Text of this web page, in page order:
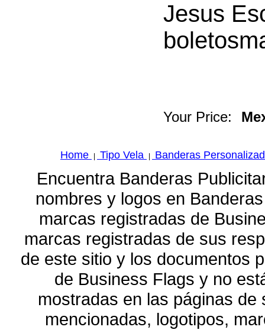
Jesus
Your Price:
Home Tipo Vela Banderas
Encuentra Banderas
nombres y logos en
marcas registradas de
marcas registradas de sus
de este sitio y los documentos
de Business Flags y no
mostradas en las páginas
mencionadas, logotipos,